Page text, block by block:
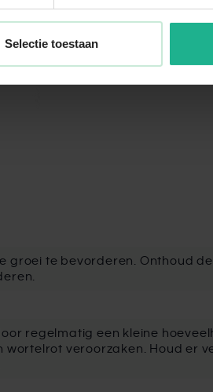
Selectie toestaan
groei te bevorderen. Onthoud
regelmatig een kleine
veroorzaken. Houd er